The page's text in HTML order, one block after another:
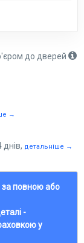
до дверей
→
детальніше →
за повною або
-
у